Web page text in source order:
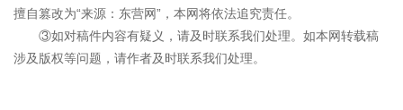
擅自篡改为“来源：东营网”，本网将依法追究责任。
③如对稿件内容有疑义，请及时联系我们处理。如本网转载稿
涉及版权等问题，请作者及时联系我们处理。